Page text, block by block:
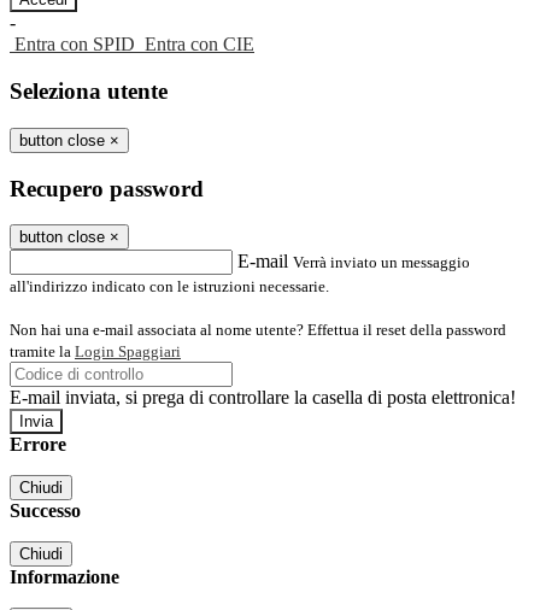
-
Entra con SPID Entra con CIE
Seleziona utente
button close ×
Recupero password
button close ×
E-mail Verrà inviato un messaggio
all'indirizzo indicato con le istruzioni necessarie.
Non hai una e-mail associata al nome utente? Effettua il reset della password
tramite la Login Spaggiari
E-mail inviata, si prega di controllare la casella di posta elettronica!
Errore
Chiudi
Successo
Chiudi
Informazione